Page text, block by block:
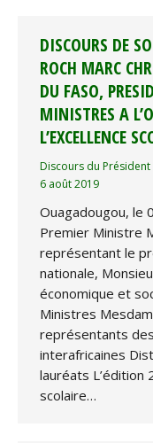
DISCOURS DE
ROCH MARC
DU FASO,
MINISTRES A
L’EXCELLENCE
Discours du Président
6 août 2019
Ouagadougou, le
Premier Ministre
représentant le
nationale,
économique et
Ministres
représentants
interafricaines
lauréats L’édition
scolaire…